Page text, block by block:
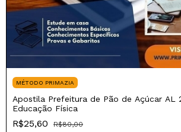
MÉTODO PRIMAZIA
Apostila Prefeitura de Pão de Açúcar AL
Educação Física
R$25,60
R$80,00